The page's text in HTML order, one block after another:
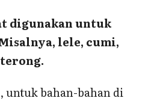
digunakan untuk
lele, cumi,
untuk bahan-bahan di